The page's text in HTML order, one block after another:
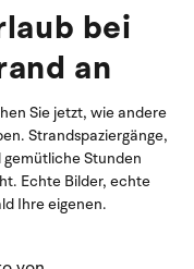
bei
an
Sie jetzt, wie andere
Strandspaziergänge,
gemütliche Stunden
Echte Bilder, echte
Ihre eigenen.